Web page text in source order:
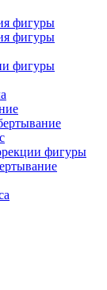
фигуры
фигуры
фигуры
фигуры